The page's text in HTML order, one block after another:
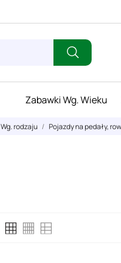
Zabawki Wg. Wieku
Wg. rodzaju Pojazdy na pedały,